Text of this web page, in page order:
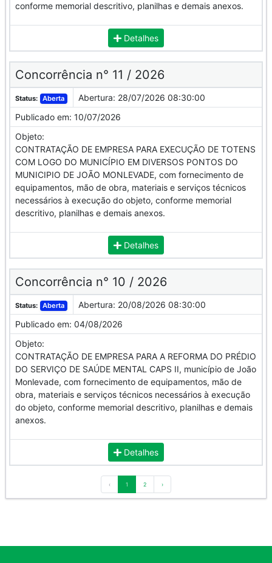
conforme memorial descritivo, planilhas e demais anexos.
Detalhes
Concorrência n° 11 / 2026
Status: Aberta Abertura: 28/07/2026 08:30:00
Publicado em: 10/07/2026
Objeto:
CONTRATAÇÃO DE EMPRESA PARA EXECUÇÃO DE TOTENS
COM LOGO DO MUNICÍPIO EM DIVERSOS PONTOS DO
MUNICIPIO DE JOÃO MONLEVADE, com fornecimento de
equipamentos, mão de obra, materiais e serviços técnicos
necessários à execução do objeto, conforme memorial
descritivo, planilhas e demais anexos.
Detalhes
Concorrência n° 10 / 2026
Status: Aberta Abertura: 20/08/2026 08:30:00
Publicado em: 04/08/2026
Objeto:
CONTRATAÇÃO DE EMPRESA PARA A REFORMA DO PRÉDIO
DO SERVIÇO DE SAÚDE MENTAL CAPS II, município de João
Monlevade, com fornecimento de equipamentos, mão de
obra, materiais e serviços técnicos necessários à execução
do objeto, conforme memorial descritivo, planilhas e demais
anexos.
Detalhes
‹ 1 2 ›